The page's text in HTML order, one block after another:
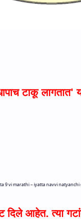
टाकू लागतात'
9 vi marathi ~iyatta navvi
दिले आहेत. त्या